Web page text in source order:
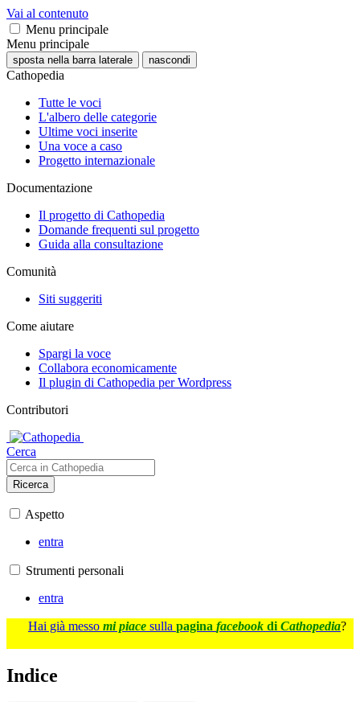
Vai al contenuto
Menu principale
Menu principale
sposta nella barra laterale nascondi
Cathopedia
Tutte le voci
L'albero delle categorie
Ultime voci inserite
Una voce a caso
Progetto internazionale
Documentazione
Il progetto di Cathopedia
Domande frequenti sul progetto
Guida alla consultazione
Comunità
Siti suggeriti
Come aiutare
Spargi la voce
Collabora economicamente
Il plugin di Cathopedia per Wordpress
Contributori
Cerca
Ricerca
Aspetto
entra
Strumenti personali
entra
Hai già messo mi piace sulla pagina facebook di Cathopedia?
Indice